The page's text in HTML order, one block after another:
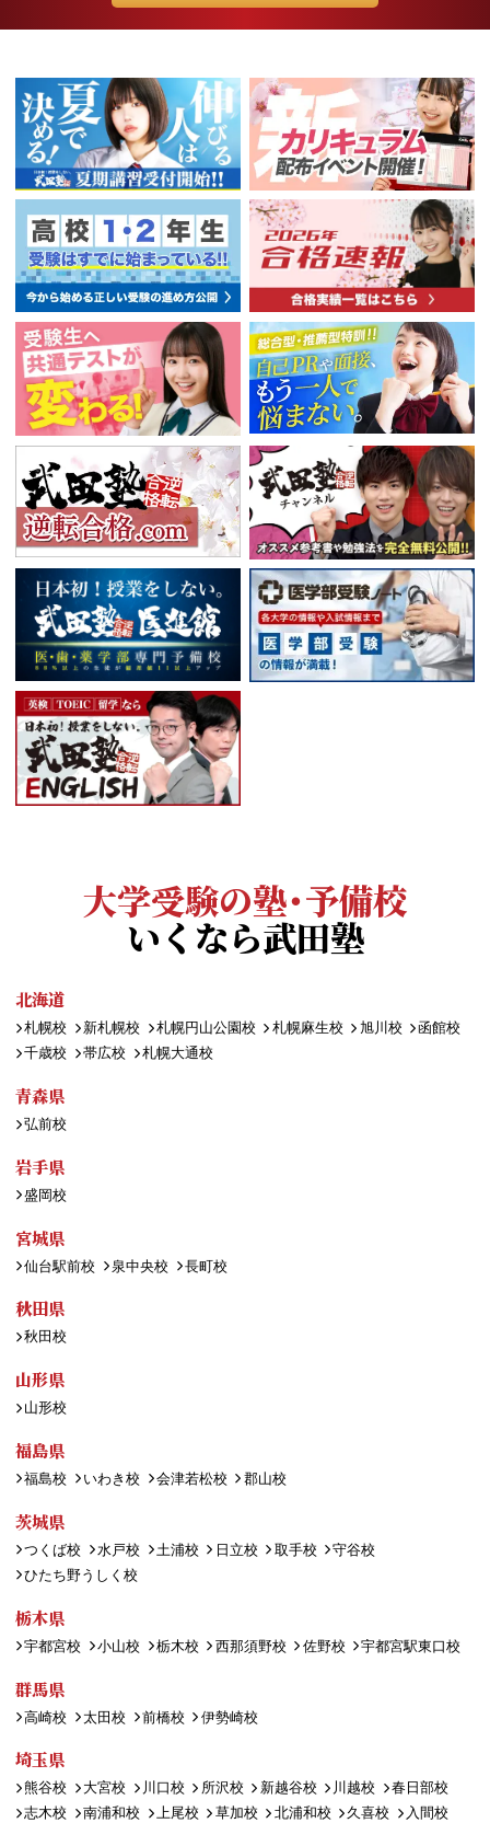
大学受験の塾・予備校
いくなら武田塾
北海道
札幌校 新札幌校 札幌円山公園校 札幌麻生校 旭川校
函館校
千歳校
帯広校 札幌大通校
青森県
弘前校
岩手県
盛岡校
宮城県
仙台駅前校 泉中央校 長町校
秋田県
秋田校
山形県
山形校
福島県
福島校 いわき校 会津若松校 郡山校
茨城県
つくば校 水戸校 土浦校 日立校 取手校
守谷校
ひたち野うしく校
栃木県
宇都宮校 小山校 栃木校 西那須野校 佐野校 宇都宮駅東口校
群馬県
高崎校 太田校 前橋校 伊勢崎校
埼玉県
熊谷校 大宮校 川口校 所沢校 新越谷校 川越校
春日部校
志木校
南浦和校 上尾校 草加校 北浦和校 久喜校
入間校